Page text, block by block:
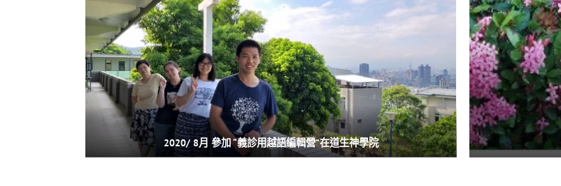
2020/ 8月 參加 “義診用越語編輯營”在道生神學院